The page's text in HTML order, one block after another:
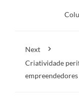
Next
Criatividade